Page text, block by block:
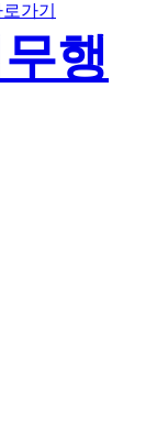
가기